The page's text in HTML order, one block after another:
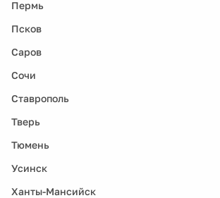
Пермь
Псков
Саров
Сочи
Ставрополь
Тверь
Тюмень
Усинск
Ханты-Мансийск